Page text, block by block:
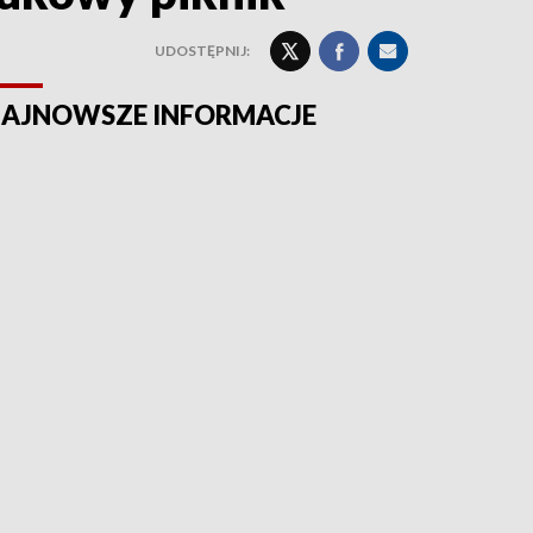
UDOSTĘPNIJ:
INFORMACJE